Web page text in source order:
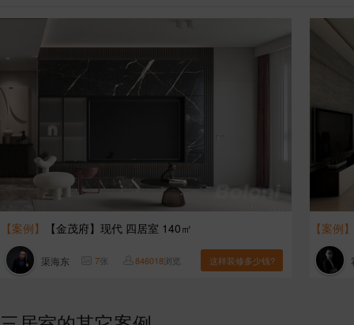
【案例】 【金茂府】现代 四居室 140㎡
渠海东 7张 846018浏览 这样装修多少钱?
【案例】